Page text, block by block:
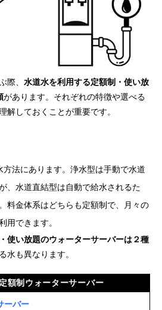
際、 水道水を利用する定額制・使い放
があります。それぞれの特徴や選べる
解しておくことが重要です。
法にあります。浄水型は手動で水道
、水道直結型は自動で給水されるた
料金体系はどちらも定額制で、月々の
用できます。
使い放題のウォーターサーバーは２種
水も異なります。
額制ウォーターサーバー
ーバー